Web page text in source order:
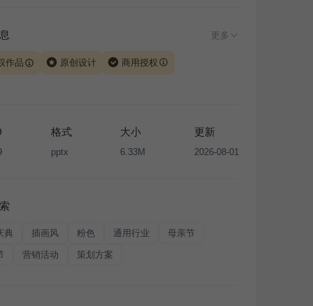
更多
作品 原创设计 商用授权
或出租，未经投权许可任何人不得擅自转载和分发，否则
国著作权法的相关规定承担相应法律责任。
格式
pptx
大小
6.33M
更新
2026-08-01
典 插画风 粉色 通用行业 母亲节
营销活动 策划方案